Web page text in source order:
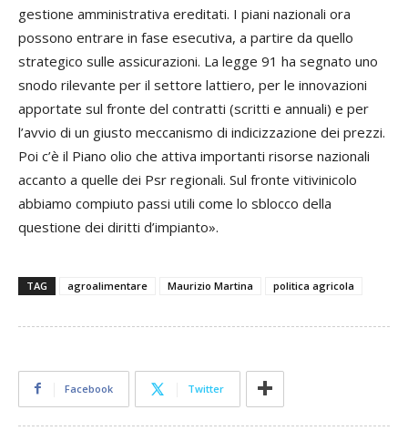
gestione amministrativa ereditati. I piani nazionali ora
possono entrare in fase esecutiva, a partire da quello
strategico sulle assicurazioni. La legge 91 ha segnato uno
snodo rilevante per il settore lattiero, per le innovazioni
apportate sul fronte del contratti (scritti e annuali) e per
l’avvio di un giusto meccanismo di indicizzazione dei prezzi.
Poi c’è il Piano olio che attiva importanti risorse nazionali
accanto a quelle dei Psr regionali. Sul fronte vitivinicolo
abbiamo compiuto passi utili come lo sblocco della
questione dei diritti d’impianto».
TAG agroalimentare Maurizio Martina politica agricola
Facebook Twitter